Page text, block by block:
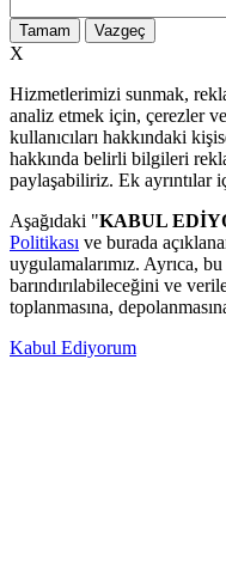
Tamam Vazgeç
X
Hizmetlerimizi sunmak,
analiz etmek için, çerezler
kullanıcıları hakkındaki
hakkında belirli bilgileri
paylaşabiliriz. Ek ayrıntılar
Aşağıdaki "KABUL
Politikası ve burada
uygulamalarımız. Ayrıca,
barındırılabileceğini ve
toplanmasına,
Kabul Ediyorum